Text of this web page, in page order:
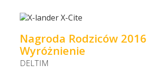
Nagroda Rodziców 2016
Wyróżnienie
DELTIM